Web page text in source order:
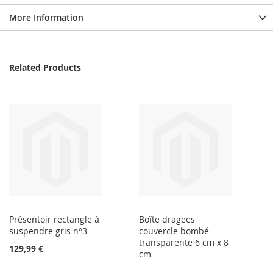
More Information
Related Products
Présentoir rectangle à
suspendre gris n°3
129,99 €
Boîte dragees
couvercle bombé
transparente 6 cm x 8
cm